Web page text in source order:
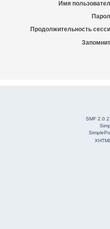
Имя
Продолжительность
SMF 2.0.2